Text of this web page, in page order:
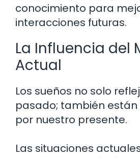
conocimiento para
interacciones futuras.
La Influencia del
Actual
Los sueños no solo
pasado; también
por nuestro presente.
Las situaciones